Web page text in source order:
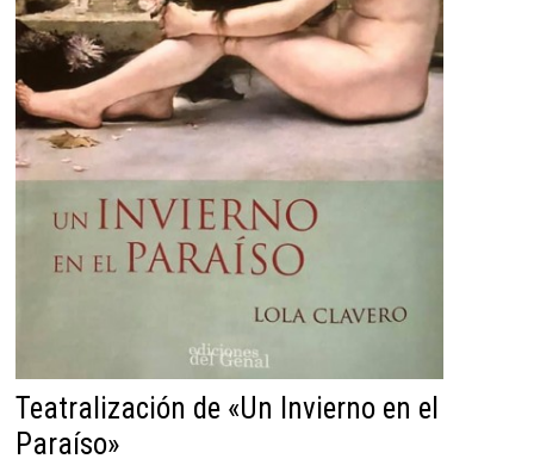
Teatralización de «Un Invierno en el
Paraíso»